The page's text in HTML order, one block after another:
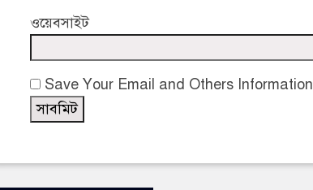
ওয়েবসাইট
Save Your Email and Others Information